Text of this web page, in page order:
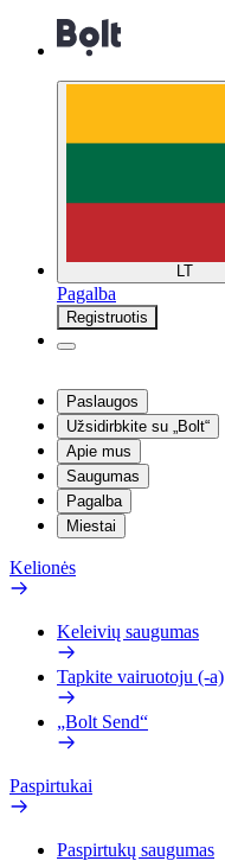
LT
Pagalba
Registruotis
Paslaugos
Užsidirbkite su „Bolt“
Apie mus
Saugumas
Pagalba
Miestai
Kelionės
Keleivių saugumas
Tapkite vairuotoju (-a)
„Bolt Send“
Paspirtukai
Paspirtukų saugumas